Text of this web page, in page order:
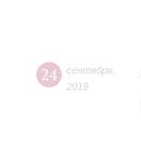
24 сентября
2019